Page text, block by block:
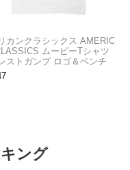
カンクラシックス AMERIC
ムービーTシャツ
ストガンプ ロゴ＆ベンチ
ング